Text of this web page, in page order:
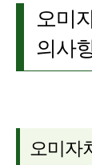
오미
의사
오미자